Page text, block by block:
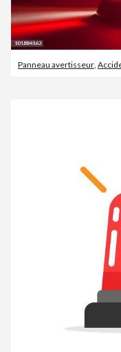
Panneau avertisseur